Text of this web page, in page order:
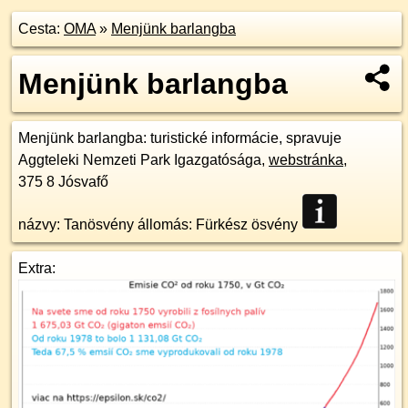
Cesta: OMA» Menjünk barlangba
Menjünk barlangba
Menjünk barlangba: turistické informácie, spravuje
Aggteleki Nemzeti Park Igazgatósága, webstránka,
375 8 Jósvafő
názvy: Tanösvény állomás: Fürkész ösvény
Extra: